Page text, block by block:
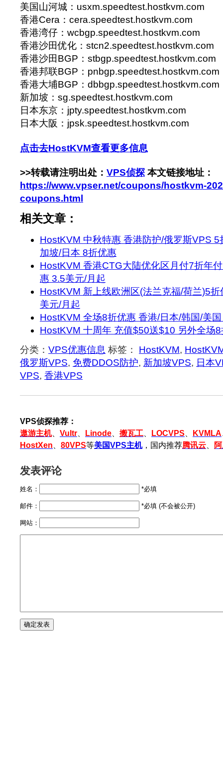
美国山河城：usxm.speedtest.hostkvm.com
香港Cera：cera.speedtest.hostkvm.com
香港湾仔：wcbgp.speedtest.hostkvm.com
香港沙田优化：stcn2.speedtest.hostkvm.com
香港沙田BGP：stbgp.speedtest.hostkvm.com
香港邦联BGP：pnbgp.speedtest.hostkvm.com
香港大埔BGP：dbbgp.speedtest.hostkvm.com
新加坡：sg.speedtest.hostkvm.com
日本东京：jpty.speedtest.hostkvm.com
日本大阪：jpsk.speedtest.hostkvm.com
点击去HostKVM查看更多信息
>>转载请注明出处： VPS侦探 本文链接地址：
https://www.vpser.net/coupons/hostkvm-
coupons.html
相关文章：
HostKVM 中秋特惠 香港防护/俄罗斯VPS
加坡/日本 8折优惠
HostKVM 香港CTG大陆优化区月付7折年
惠 3.5美元/月起
HostKVM 新上线欧洲区(法兰克福/荷兰)5
美元/月起
HostKVM 全场8折优惠 香港/日本/韩国/美
HostKVM 十周年 充值$50送$10 另外全场
分类： VPS优惠信息 标签： HostKVM,
俄罗斯VPS, 免费DDOS防护, 新加坡VPS, 日本
VPS, 香港VPS
VPS侦探推荐：
遨游主机、 Vultr Linode 搬瓦工 LOCVPS KVMLA
HostXen
80VPS等美国VPS主机，国内推荐腾讯云
发表评论
姓名： *必填
邮件： *必填 (不会被公开)
网站：